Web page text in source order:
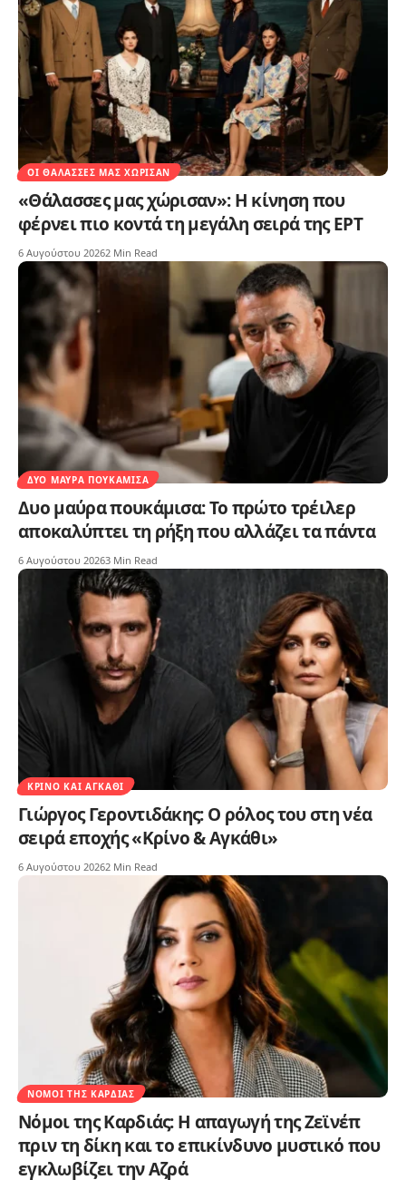
ΟΙ ΘΆΛΑΣΣΕΣ ΜΑΣ ΧΏΡΙΣΑΝ
«Θάλασσες μας χώρισαν»: Η κίνηση που
φέρνει πιο κοντά τη μεγάλη σειρά της ΕΡΤ
6 Αυγούστου 20262 Min Read
ΔΥΟ ΜΑΎΡΑ ΠΟΥΚΆΜΙΣΑ
Δυο μαύρα πουκάμισα: Το πρώτο τρέιλερ
αποκαλύπτει τη ρήξη που αλλάζει τα πάντα
6 Αυγούστου 20263 Min Read
ΚΡΊΝΟ ΚΑΙ ΑΓΚΆΘΙ
Γιώργος Γεροντιδάκης: Ο ρόλος του στη νέα
σειρά εποχής «Κρίνο & Αγκάθι»
6 Αυγούστου 20262 Min Read
ΝΌΜΟΙ ΤΗΣ ΚΑΡΔΙΆΣ
Νόμοι της Καρδιάς: Η απαγωγή της Ζεϊνέπ
πριν τη δίκη και το επικίνδυνο μυστικό που
εγκλωβίζει την Αζρά